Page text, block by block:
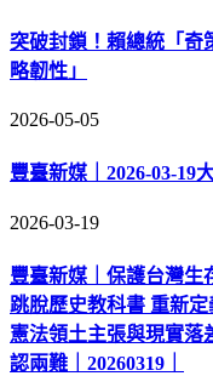
突破封鎖！賴總統「奇
略韌性」
2026-05-05
豐臺新媒｜2026-03-19
2026-03-19
豐臺新媒｜保護台灣生
跳脫歷史教科書 重新
憲法領土主張與現實落
認兩難｜20260319｜